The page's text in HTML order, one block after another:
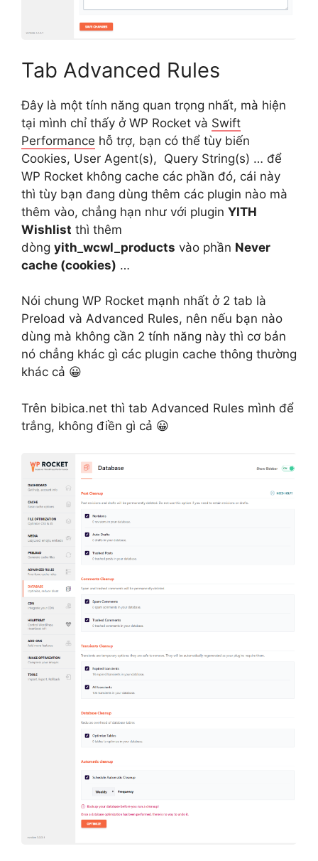
Tab Advanced Rules
Đây là một tính năng quan trọng nhất, mà hiện
tại mình chỉ thấy ở WP Rocket và Swift
Performance hỗ trợ, bạn có thể tùy biến
Cookies, User Agent(s), Query String(s) … để
WP Rocket không cache các phần đó, cái này
thì tùy bạn đang dùng thêm các plugin nào mà
thêm vào, chẳng hạn như với plugin YITH
Wishlist thì thêm
dòng yith_wcwl_products vào phần Never
cache (cookies) …
Nói chung WP Rocket mạnh nhất ở 2 tab là
Preload và Advanced Rules, nên nếu bạn nào
dùng mà không cần 2 tính năng này thì cơ bản
nó chẳng khác gì các plugin cache thông thường
khác cả 😀
Trên bibica.net thì tab Advanced Rules mình để
trắng, không điền gì cả 😀